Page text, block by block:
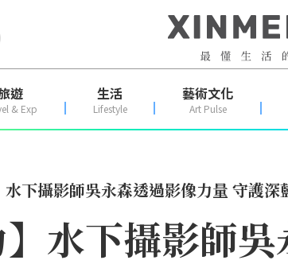
遊
& Exp
生活
Lifestyle
藝術文化
Art Pulse
水下攝影師吳永森透過影像力量 守護深
】水下攝影師